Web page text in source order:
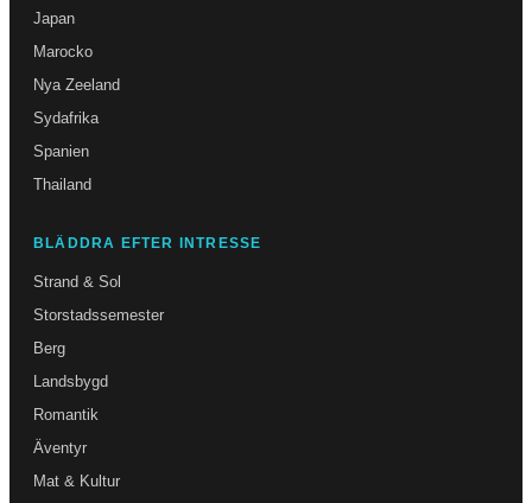
Japan
Marocko
Nya Zeeland
Sydafrika
Spanien
Thailand
BLÄDDRA EFTER INTRESSE
Strand & Sol
Storstadssemester
Berg
Landsbygd
Romantik
Äventyr
Mat & Kultur